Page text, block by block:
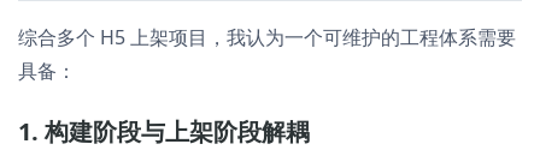
综合多个 H5 上架项目，我认为一个可维护的工程体系需要
具备：
1. 构建阶段与上架阶段解耦